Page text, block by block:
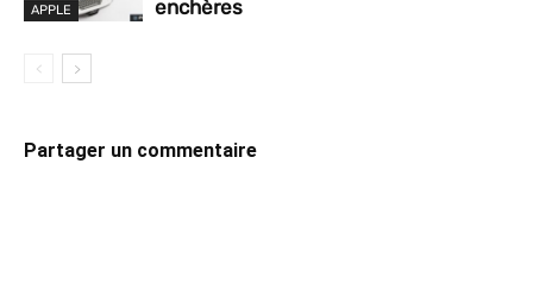
APPLE
enchères
Partager un commentaire